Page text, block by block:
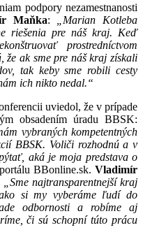
podpory nezamestnanosti
Maňka:
„Marian Kotleba
riešenia pre náš kraj. Keď
prostredníctvom
že ak sme pre náš kraj získali
tak keby sme robili cesty
ich nikto nedal.“
uviedol, že v prípade
obsadením úradu BBSK:
vybraných kompetentných
BBSK. Voliči rozhodnú a v
aká je moja predstava o
BBonline.sk.Vladimír
„Sme najtransparentnejší kraj
si my vyberáme ľudí do
odbornosti a robíme aj
či sú schopní túto prácu